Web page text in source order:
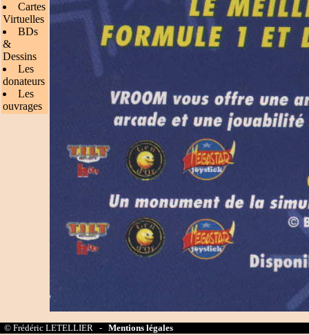
Cartes
Virtuelles
BDs
&
Dessins
Les
donateurs
Les
ouvrages
© Frédéric LETELLIER - Mentions légales